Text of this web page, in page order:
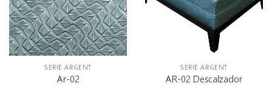
SERIE ARGENT
Ar-02
SERIE ARGENT
AR-02 Descalzador